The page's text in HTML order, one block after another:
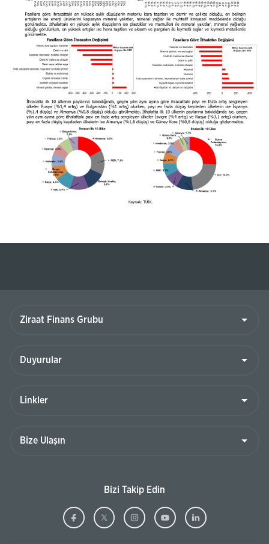
Grubu
Bizi Takip Edin
Ziraat
(BuZiraat
(BuZiraat
(BuZiraat
(BuZiraat
(Bu